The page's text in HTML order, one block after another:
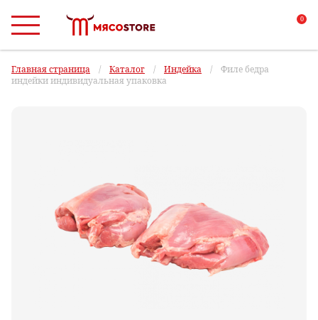
0
Главная страница / Каталог / Индейка / Филе бедра
индейки индивидуальная упаковка